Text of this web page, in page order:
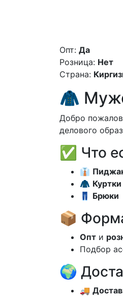
Опт: Да
Розница: Нет
Страна:
🧥
Добро
делового
✅ Что
👔
🧥 Куртки
👖 Брюки
📦
Опт и
Подбор
🌍
🚚